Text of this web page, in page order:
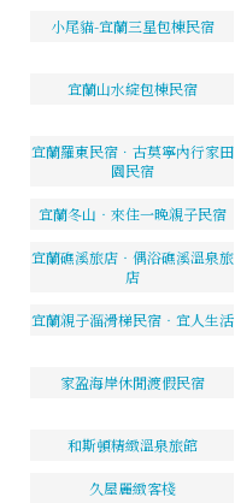
小尾貓-宜蘭三星包棟民宿
宜蘭山水綻包棟民宿
宜蘭羅東民宿．古莫寧內行家田
園民宿
宜蘭冬山‧來住一晚親子民宿
宜蘭礁溪旅店‧偶浴礁溪溫泉旅
店
宜蘭親子溜滑梯民宿‧宜人生活
家盈海岸休閒渡假民宿
和斯頓精緻溫泉旅館
久屋麗緻客棧